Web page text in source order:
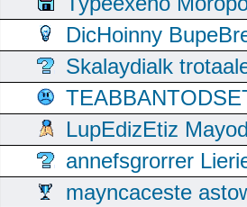
DicHoinny
Skalaydialk
LupEdizEtiz
annefsgrorrer
mayncaceste